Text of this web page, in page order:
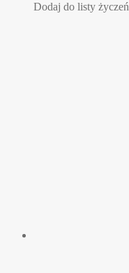
Dodaj do listy życzeń